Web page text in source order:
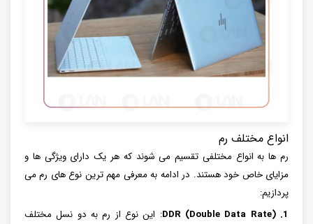
انواع مختلف رم
رم ها به انواع مختلفی تقسیم می شوند که هر یک دارای ویژگی ها و
مزایای خاص خود هستند. در ادامه به معرفی مهم ترین نوع های رم می
پردازیم:
1. DDR (Double Data Rate)
: این نوع از رم به دو نسل مختلف